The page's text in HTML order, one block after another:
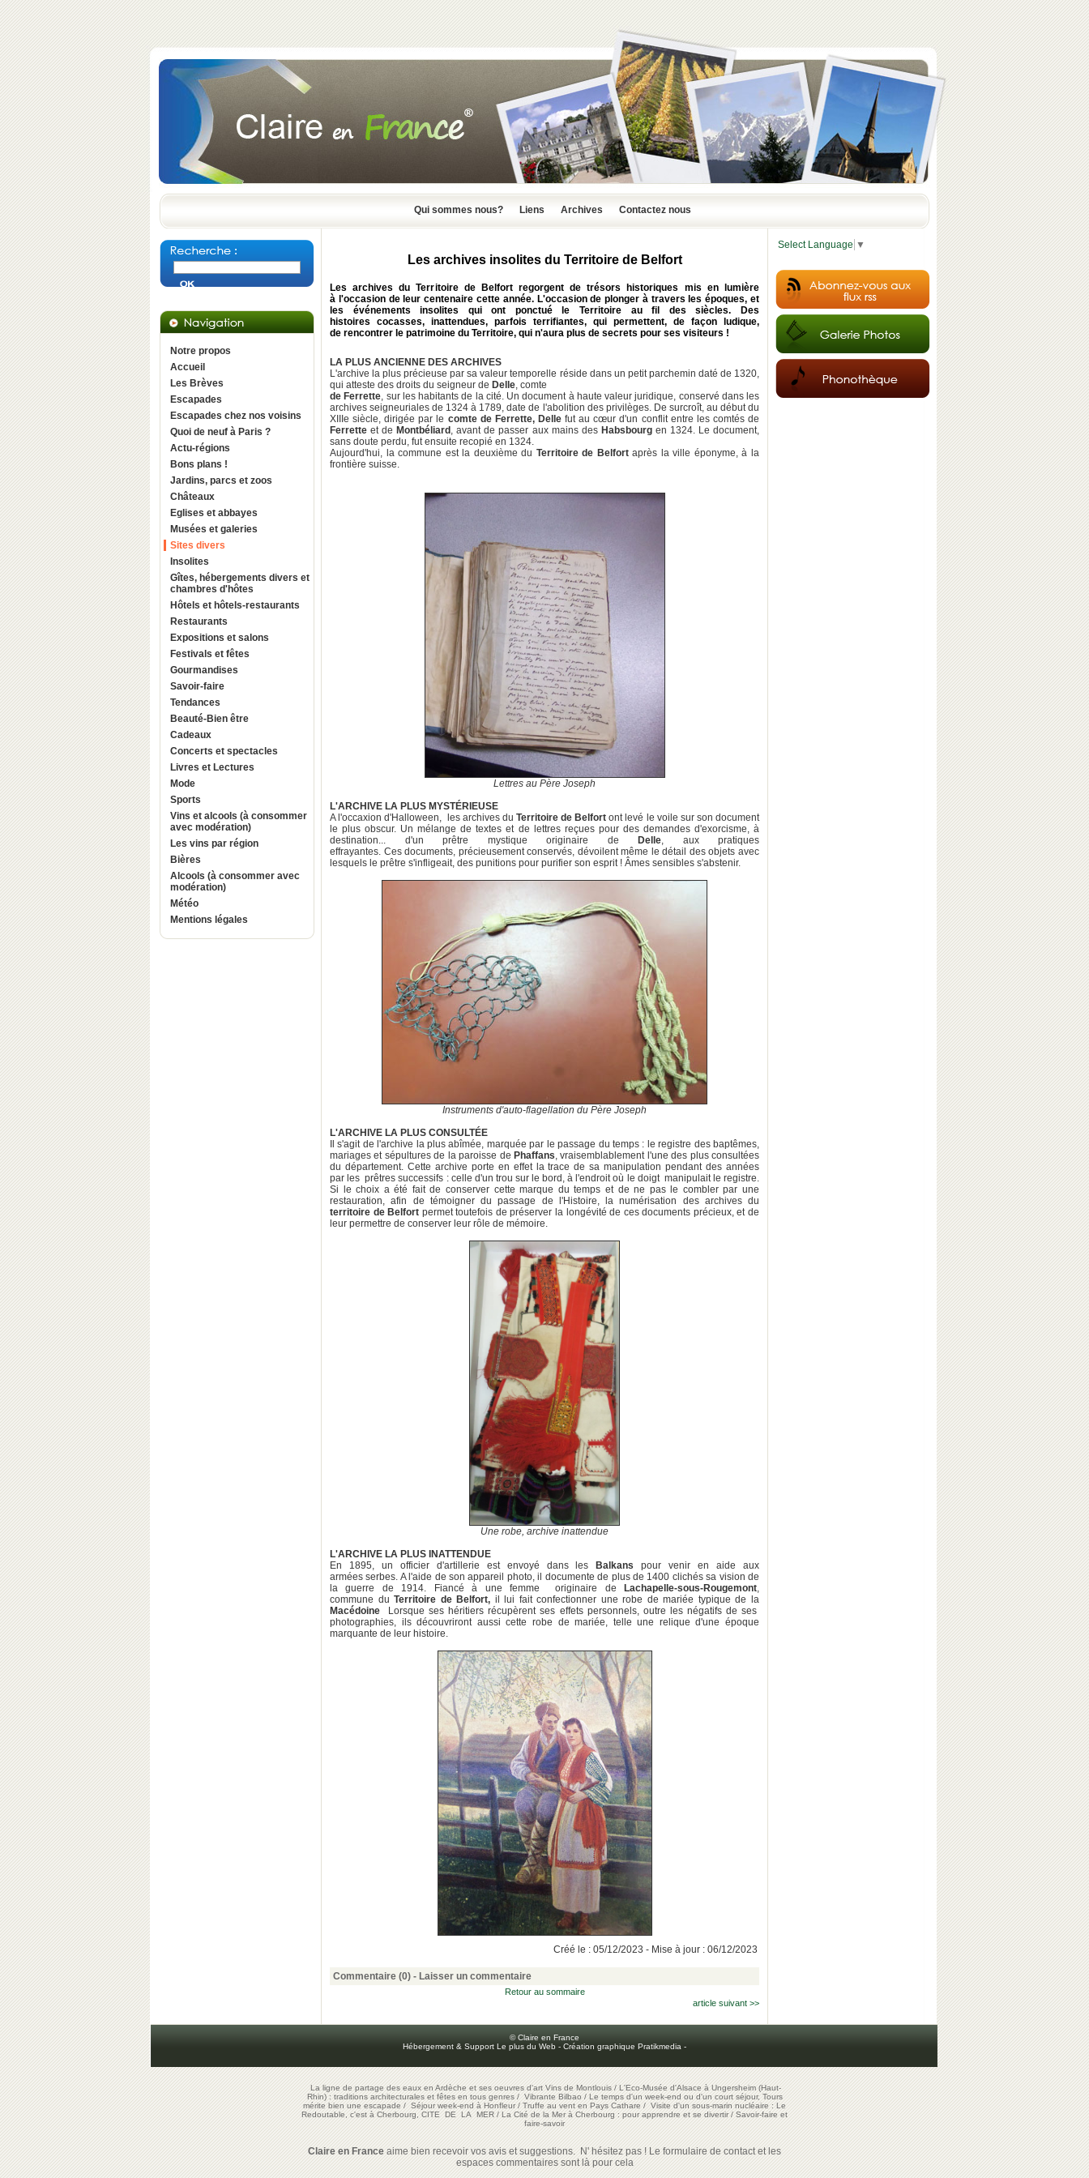
Qui sommes nous? Liens Archives Contactez nous
Notre propos
Accueil
Les Brèves
Escapades
Escapades chez nos voisins
Quoi de neuf à Paris ?
Actu-régions
Bons plans !
Jardins, parcs et zoos
Châteaux
Eglises et abbayes
Musées et galeries
Sites divers
Insolites
Gîtes, hébergements divers et
chambres d'hôtes
Hôtels et hôtels-restaurants
Restaurants
Expositions et salons
Festivals et fêtes
Gourmandises
Savoir-faire
Tendances
Beauté-Bien être
Cadeaux
Concerts et spectacles
Livres et Lectures
Mode
Sports
Vins et alcools (à consommer
avec modération)
Les vins par région
Bières
Alcools (à consommer avec
modération)
Météo
Mentions légales
Les archives insolites du Territoire de Belfort
Les archives du Territoire de Belfort regorgent de trésors historiques mis en lumière
à l'occasion de leur centenaire cette année. L'occasion de plonger à travers les époques, et
les événements insolites qui ont ponctué le Territoire au fil des siècles. Des
histoires cocasses, inattendues, parfois terrifiantes, qui permettent, de façon ludique,
de rencontrer le patrimoine du Territoire, qui n'aura plus de secrets pour ses visiteurs !
LA PLUS ANCIENNE DES ARCHIVES
L'archive la plus précieuse par sa valeur temporelle réside dans un petit parchemin daté de 1320,
qui atteste des droits du seigneur de Delle, comte
de Ferrette, sur les habitants de la cité. Un document à haute valeur juridique, conservé dans les
archives seigneuriales de 1324 à 1789, date de l'abolition des privilèges. De surcroît, au début du
XIIIe siècle, dirigée par le comte de Ferrette, Dellefut au cœur d'un conflit entre les comtés de
Ferrette et de Montbéliard , avant de passer aux mains des Habsbourgen 1324. Le document,
sans doute perdu, fut ensuite recopié en 1324.
Aujourd'hui, la commune est la deuxième du Territoire de Belfortaprès la ville éponyme, à la
frontière suisse.
Lettres au Père Joseph
L'ARCHIVE LA PLUS MYSTÉRIEUSE
A l'occaxion d'Halloween, les archives du Territoire de Belfort ont levé le voile sur son document
le plus obscur. Un mélange de textes et de lettres reçues pour des demandes d'exorcisme, à
destination... d'un prêtre mystique originaire de
Delle, aux pratiques
effrayantes. Ces documents, précieusement conservés, dévoilent même le détail des objets avec
lesquels le prêtre s'infligeait, des punitions pour purifier son esprit ! Âmes sensibles s'abstenir.
Instruments d'auto-flagellation du Père Joseph
L'ARCHIVE LA PLUS CONSULTÉE
Il s'agit de l'archive la plus abîmée, marquée par le passage du temps : le registre des baptêmes,
mariages et sépultures de la paroisse de Phaffans, vraisemblablement l'une des plus consultées
du département. Cette archive porte en effet la trace de sa manipulation pendant des années
par les prêtres successifs : celle d'un trou sur le bord, à l'endroit où le doigt manipulait le registre.
Si le choix a été fait de conserver cette marque du temps et de ne pas le combler par une
restauration, afin de témoigner du passage de l'Histoire, la numérisation des archives du
territoire de Belfort permet toutefois de préserver la longévité de ces documents précieux, et de
leur permettre de conserver leur rôle de mémoire.
Une robe, archive inattendue
L'ARCHIVE LA PLUS INATTENDUE
En 1895, un officier d'artillerie est envoyé dans les
Balkanspour venir en aide aux
armées serbes. A l'aide de son appareil photo, il documente de plus de 1400 clichés sa vision de
la guerre de 1914. Fiancé à une femme originaire de
Lachapelle-sous-Rougemont,
commune duTerritoire de Belfort, il lui fait confectionner une robe de mariée typique de la
Macédoine Lorsque ses héritiers récupèrent ses effets personnels, outre les négatifs de ses
photographies, ils découvriront aussi cette robe de mariée, telle une relique d'une époque
marquante de leur histoire.
Créé le : 05/12/2023 - Mise à jour : 06/12/2023
Commentaire (0) - Laisser un commentaire
Retour au sommaire
article suivant >>
Select Language ▼
© Claire en France
Hébergement & Support Le plus du Web - Création graphique Pratikmedia -
La ligne de partage des eaux en Ardèche et ses oeuvres d'art Vins de Montlouis/L'Eco-Musée d'Alsace à Ungersheim (Haut-
Rhin) : traditions architecturales et fêtes en tous genres/Vibrante Bilbao/Le temps d'un week-end ou d'un court séjour, Tours
mérite bien une escapade/Séjour week-end à Honfleur/Truffe au vent en Pays Cathare/Visite d'un sous-marin nucléaire : Le
Redoutable, c'est à Cherbourg, CITE DE LA MER/La Cité de la Mer à Cherbourg : pour apprendre et se divertir/Savoir-faire et
faire-savoir
Claire en Franceaime bien recevoir vos avis et suggestions. N' hésitez pas ! Le formulaire de contact et les
espaces commentaires sont là pour cela